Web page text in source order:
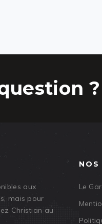
?
aux
mais pour
Christian au
NOS
Le